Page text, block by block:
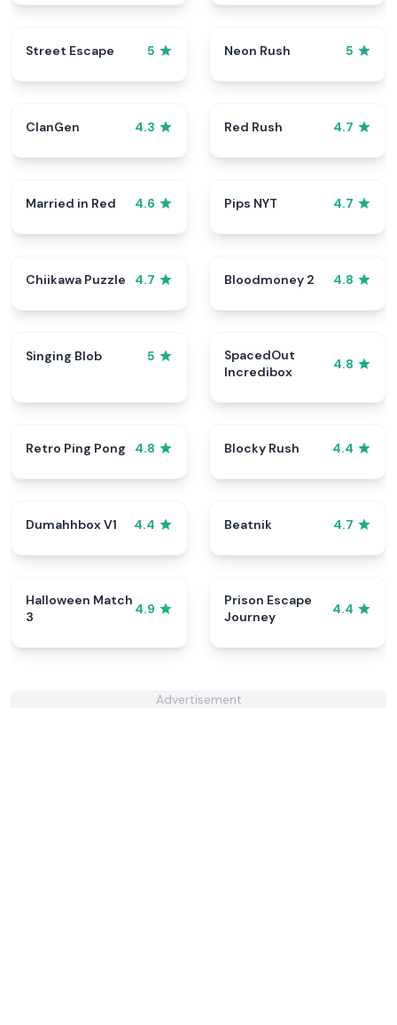
Street Escape 5 Neon Rush 5
ClanGen 4.3 Red Rush 4.7
Married in Red 4.6 Pips NYT 4.7
Chiikawa Puzzle 4.7 Bloodmoney 2 4.8
Singing Blob 5
SpacedOut
Incredibox
4.8
Retro Ping Pong 4.8 Blocky Rush 4.4
Dumahhbox V1 4.4 Beatnik 4.7
Halloween Match
3
4.9
Prison Escape
Journey
4.4
Advertisement